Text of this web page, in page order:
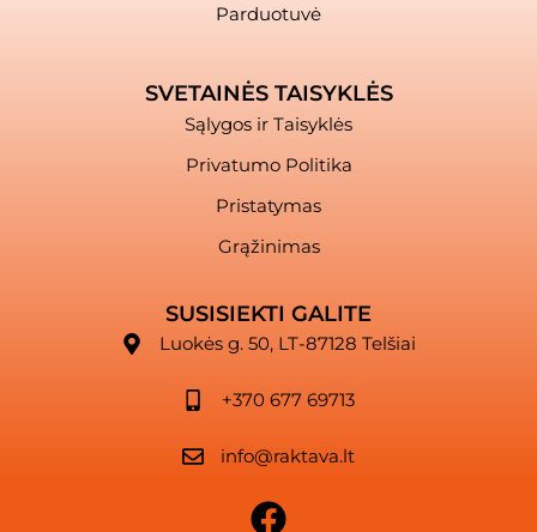
Parduotuvė
SVETAINĖS TAISYKLĖS
Sąlygos ir Taisyklės
Privatumo Politika
Pristatymas
Grąžinimas
SUSISIEKTI GALITE
Luokės g. 50, LT-87128 Telšiai
+370 677 69713
info@raktava.lt